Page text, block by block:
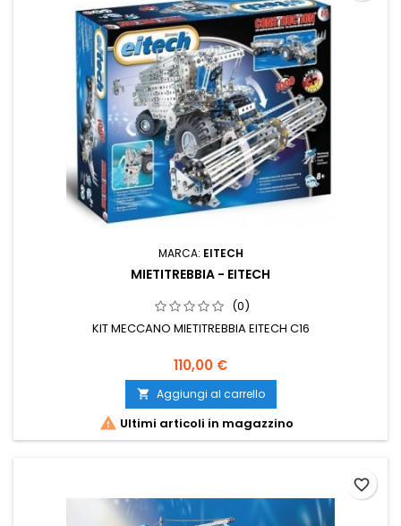
MARCA: EITECH
MIETITREBBIA - EITECH
(0)
KIT MECCANO MIETITREBBIA EITECH C16
110,00 €
 Aggiungi al carrello
 Ultimi articoli in magazzino
favorite_border